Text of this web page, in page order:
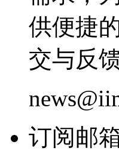
供便捷
交与反
订阅邮